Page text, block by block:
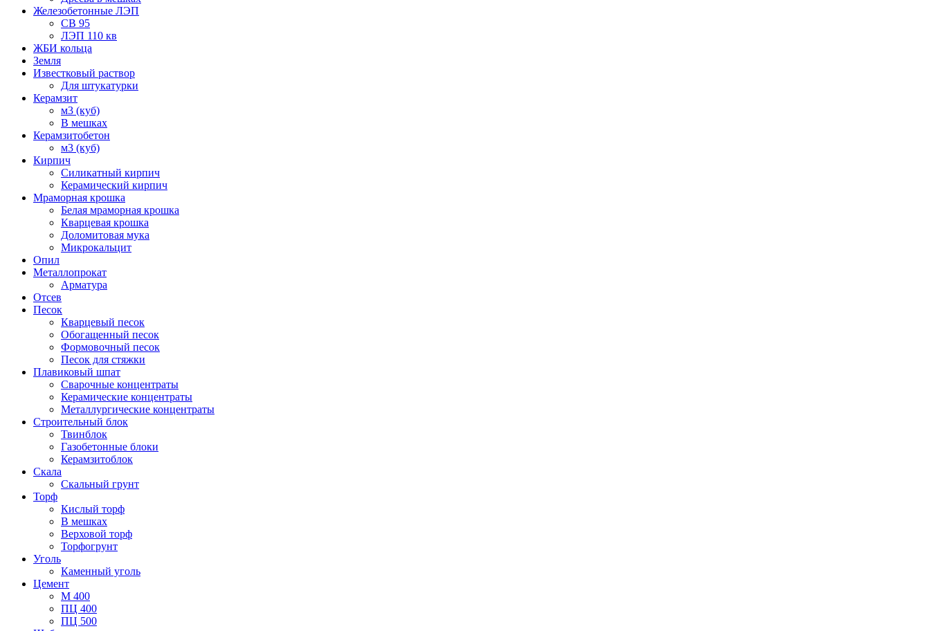
Железобетонные ЛЭП
СВ 95
ЛЭП 110 кв
ЖБИ кольца
Земля
Известковый раствор
Для штукатурки
Керамзит
м3 (куб)
В мешках
Керамзитобетон
м3 (куб)
Кирпич
Силикатный кирпич
Керамический кирпич
Мраморная крошка
Белая мраморная крошка
Кварцевая крошка
Доломитовая мука
Микрокальцит
Опил
Металлопрокат
Арматура
Отсев
Песок
Кварцевый песок
Обогащенный песок
Формовочный песок
Песок для стяжки
Плавиковый шпат
Сварочные концентраты
Керамические концентраты
Металлургические концентраты
Строительный блок
Твинблок
Газобетонные блоки
Керамзитоблок
Скала
Скальный грунт
Торф
Кислый торф
В мешках
Верховой торф
Торфогрунт
Уголь
Каменный уголь
Цемент
М 400
ПЦ 400
ПЦ 500